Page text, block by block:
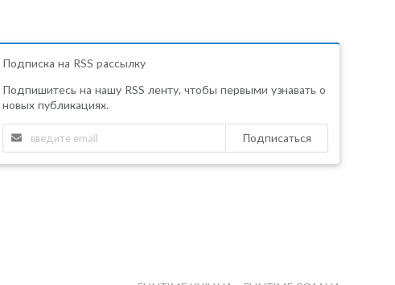
Подписка на RSS рассылку
Подпишитесь на нашу RSS ленту, чтобы первыми узнавать о
новых публикациях.
Подписаться